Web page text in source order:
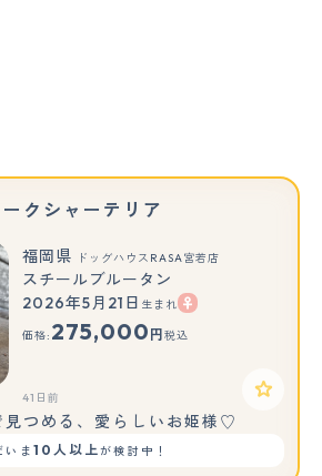
ークシャーテリア
福岡県 ドッグハウスRASA宮若店
スチールブルータン
2026年5月21日 生まれ
価格: 275,000 円 税込
41日前
見つめる、愛らしいお姫様♡
いま 10人以上が検討中！